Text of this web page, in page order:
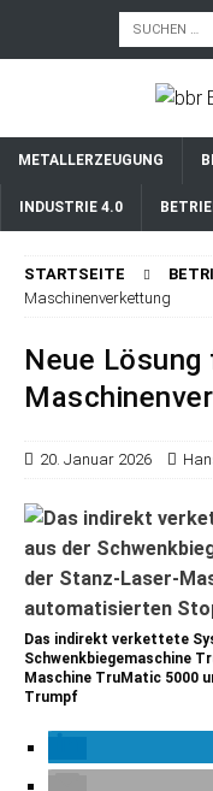
METALLERZEUGUNG
INDUSTRIE 4.0
STARTSEITE
Maschinenverkettung
Neue Lösung
20. Januar 2026
Das indirekt verkettete
Schwenkbiegemaschine
Maschine TruMatic 5000
Trumpf